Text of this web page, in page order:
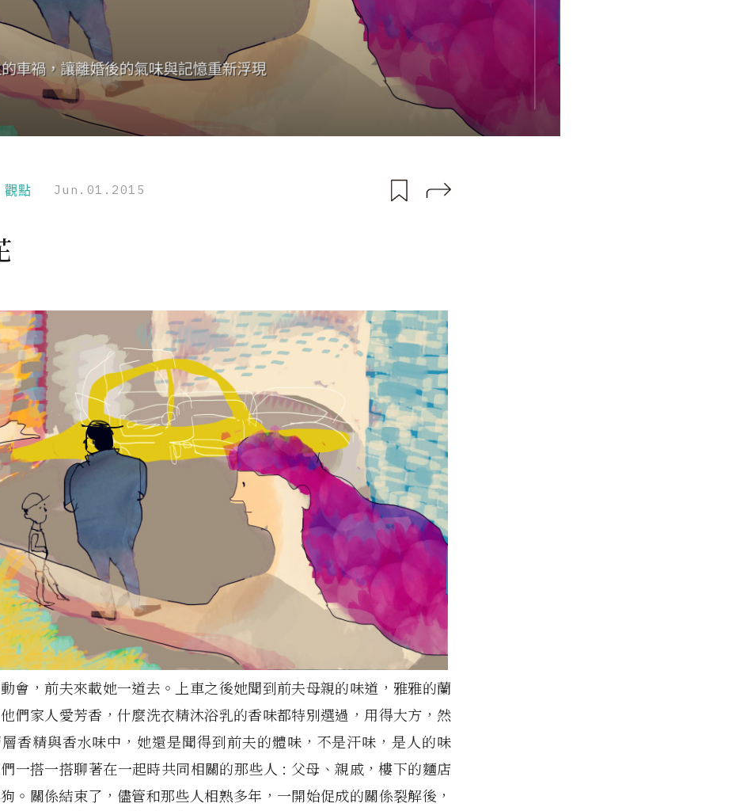
點 Jun.01.2015
會，前夫來載她一道去。上車之後她聞到前夫母親的味道，雅雅的蘭
們家人愛芳香，什麼洗衣精沐浴乳的香味都特別選過，用得大方，然
香精與香水味中，她還是聞得到前夫的體味，不是汗味，是人的味
一搭一搭聊著在一起時共同相關的那些人 : 父母、親戚，樓下的麵店
。關係結束了，儘管和那些人相熟多年，一開始促成的關係裂解後，